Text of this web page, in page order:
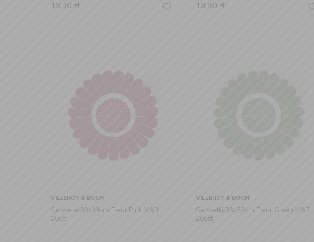
13,90 zł 13,90 zł
VILLEROY & BOCH
Serwetki 33x33cm Fleur Pink V&B
20szt.
VILLEROY & BOCH
Serwetki 33x33cm Fleur Green V&B
20szt.